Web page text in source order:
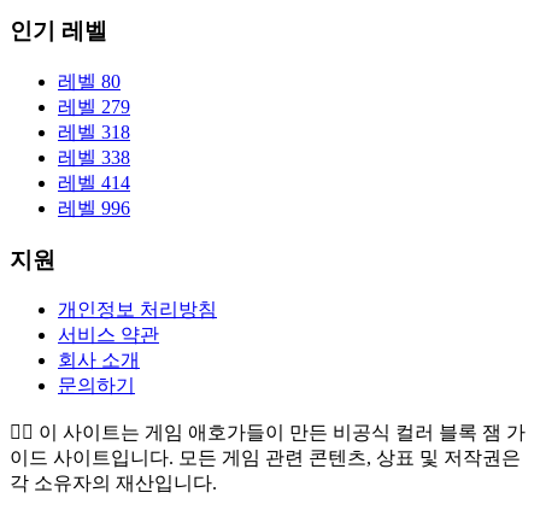
인기 레벨
레벨 80
레벨 279
레벨 318
레벨 338
레벨 414
레벨 996
지원
개인정보 처리방침
서비스 약관
회사 소개
문의하기
👉🏻 이 사이트는 게임 애호가들이 만든 비공식 컬러 블록 잼 가
이드 사이트입니다. 모든 게임 관련 콘텐츠, 상표 및 저작권은
각 소유자의 재산입니다.